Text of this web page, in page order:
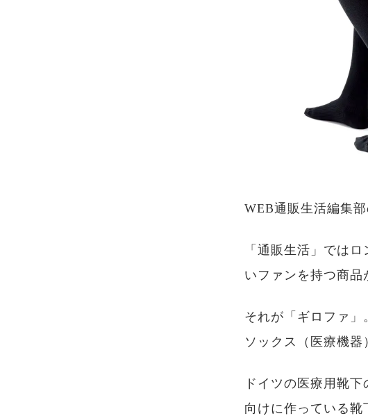
WEB通販生活編集部
「通販生活」では
いファンを持つ商品
それが「ギロファ
ソックス（医療機器
ドイツの医療用靴
向けに作っている靴